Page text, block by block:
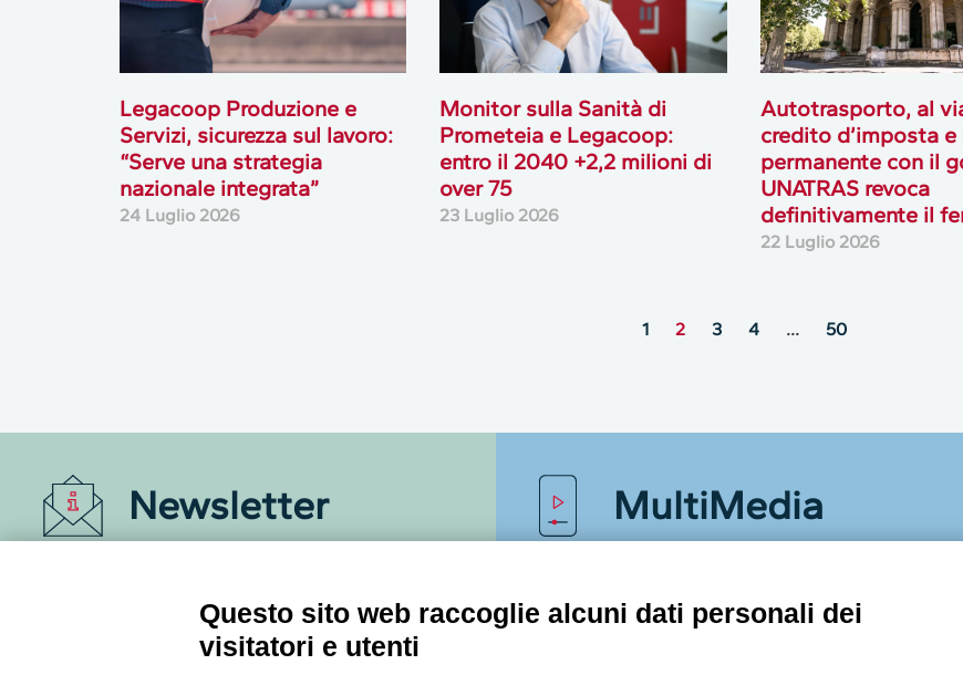
Legacoop Produzione e
Servizi, sicurezza sul lavoro:
“Serve una strategia
nazionale integrata”
24 Luglio 2026
Monitor sulla Sanità di
Prometeia e Legacoop:
entro il 2040 +2,2 milioni di
over 75
23 Luglio 2026
Autotrasporto, al
credito d’imposta
permanente con il
UNATRAS revoca
definitivamente il
22 Luglio 2026
1 2 3 4 … 50
Newsletter
mondo della cooperazione.
MultiMedia
Guarda i nostri video, storie e webinar.
Questo sito web raccoglie alcuni dati personali dei
visitatori e utenti